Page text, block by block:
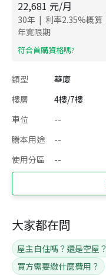
22,681 元/月
30年 | 利率2.35%概算
年寬限期
​符合首購資格嗎?
類型 華廈
樓層
4樓/7樓
車位
--
謄本用途
--
使用分區
--
大家都在問
屋主自住嗎？還是空屋？
買方需要繳什麼費用？